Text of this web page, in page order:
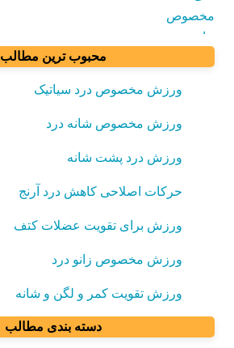
محبوب ترین مطالب
ورزش مخصوص درد سیاتیک
ورزش مخصوص شانه درد
ورزش درد پشت شانه
حرکات اصلاحی کاهش درد آرنج
ورزش برای تقویت عضلات کتف
ورزش مخصوص زانو درد
ورزش تقویت کمر و لگن و شانه
دسته بندی مطالب